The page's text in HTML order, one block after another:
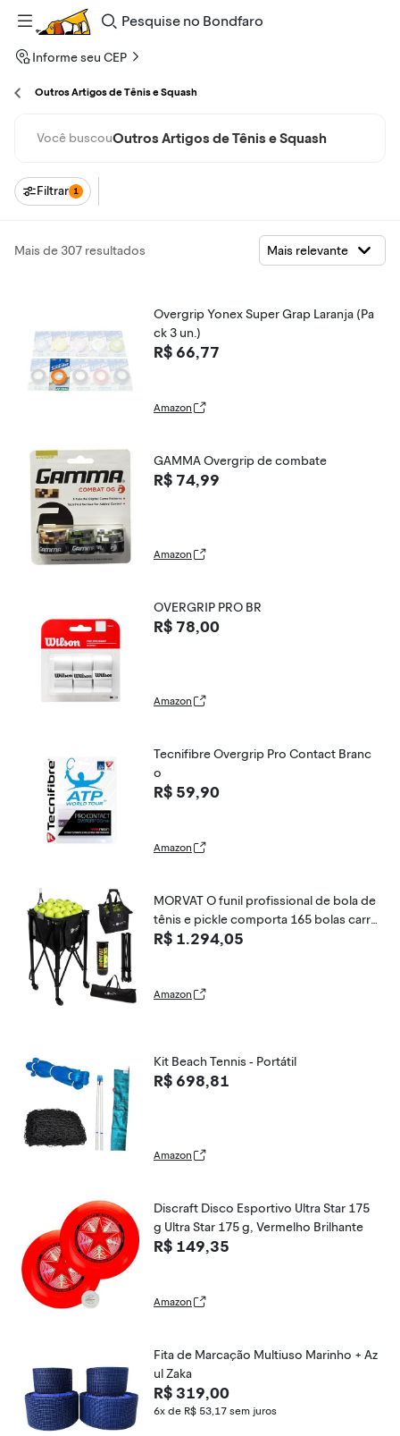
Pesquise
Bondfaro
Informe seu CEP
Outros Artigos de Tênis e Squash
Você buscouOutros Artigos de Tênis e Squash
Filtrar 1
Mais de 307 resultados
Overgrip Yonex Super Grap Laranja (Pa
ck 3 un.)
R$ 66,77
Amazon
GAMMA Overgrip de combate
R$ 74,99
Amazon
OVERGRIP PRO BR
R$ 78,00
Amazon
Tecnifibre Overgrip Pro Contact Branc
o
R$ 59,90
Amazon
MORVAT O funil profissional de bola de
tênis e pickle comporta 165 bolas carri
nho de prática esportiva profissional, d
rte
R$ 1.294,05
Amazon
Kit Beach Tennis - Portátil
R$ 698,81
Amazon
Discraft Disco Esportivo Ultra Star 175
g Ultra Star 175 g, Vermelho Brilhante
R$ 149,35
Amazon
Fita de Marcação Multiuso Marinho + Az
ul Zaka
R$ 319,00
6x de R$ 53,17 sem juros